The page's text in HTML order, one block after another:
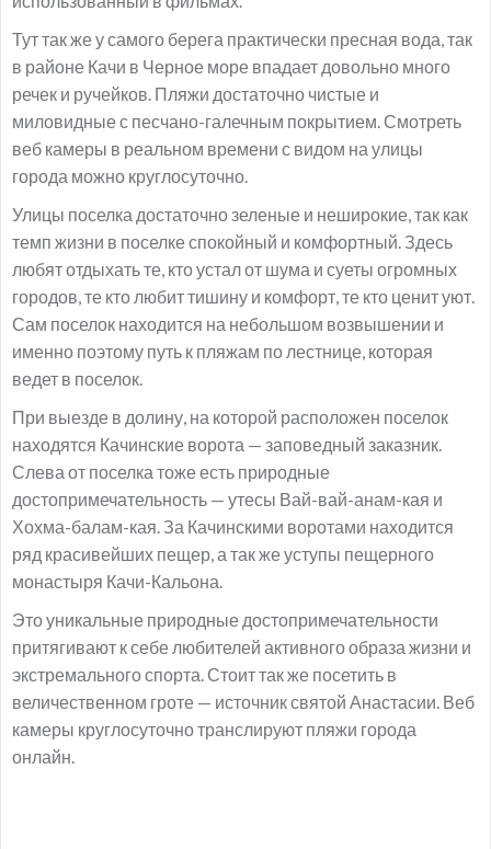
Тут так же у самого берега практически пресная вода, так
в районе Качи в Черное море впадает довольно много
речек и ручейков. Пляжи достаточно чистые и
миловидные с песчано-галечным покрытием. Смотреть
веб камеры в реальном времени с видом на улицы
города можно круглосуточно.
Улицы поселка достаточно зеленые и неширокие, так как
темп жизни в поселке спокойный и комфортный. Здесь
любят отдыхать те, кто устал от шума и суеты огромных
городов, те кто любит тишину и комфорт, те кто ценит уют.
Сам поселок находится на небольшом возвышении и
именно поэтому путь к пляжам по лестнице, которая
ведет в поселок.
При выезде в долину, на которой расположен поселок
находятся Качинские ворота — заповедный заказник.
Слева от поселка тоже есть природные
достопримечательность — утесы Вай-вай-анам-кая и
Хохма-балам-кая. За Качинскими воротами находится
ряд красивейших пещер, а так же уступы пещерного
монастыря Качи-Кальона.
Это уникальные природные достопримечательности
притягивают к себе любителей активного образа жизни и
экстремального спорта. Стоит так же посетить в
величественном гроте — источник святой Анастасии. Веб
камеры круглосуточно транслируют пляжи города
онлайн.